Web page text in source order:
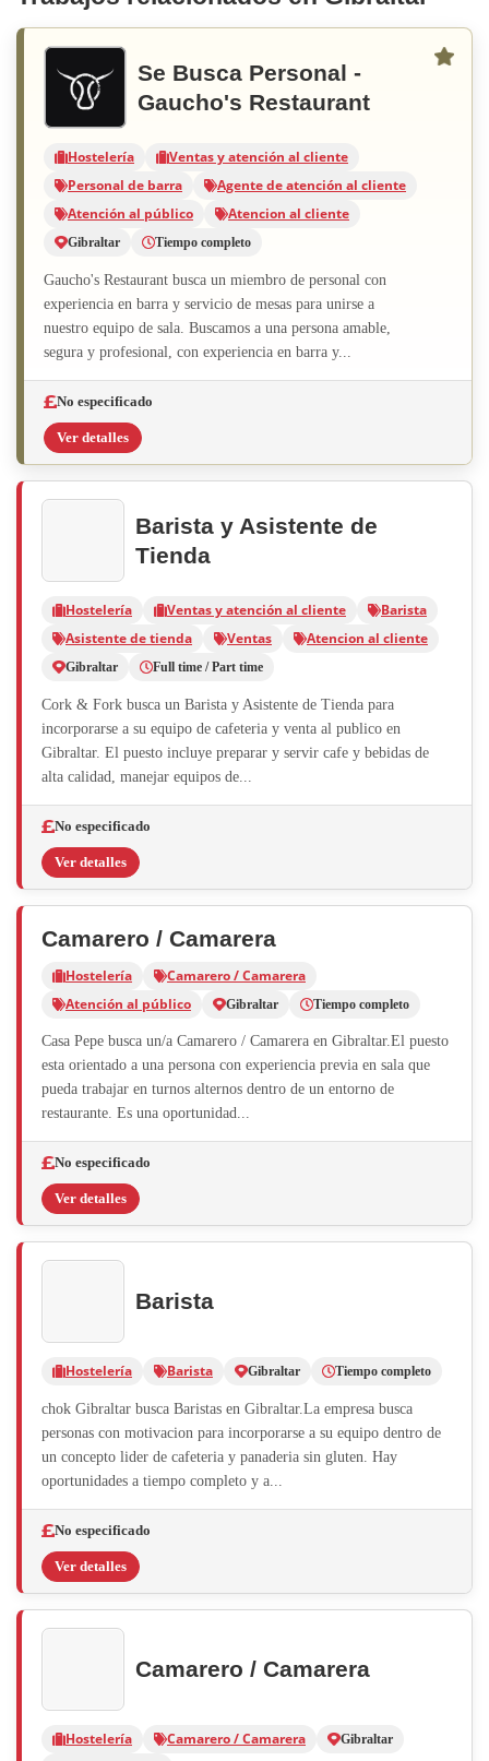
Se Busca Personal -
Gaucho's Restaurant
Hostelería
Ventas y atención al cliente
Personal de barra
Agente de atención al cliente
Atención al público
Atencion al cliente
Gibraltar Tiempo completo
Gaucho's Restaurant busca un miembro de personal con
experiencia en barra y servicio de mesas para unirse a
nuestro equipo de sala. Buscamos a una persona amable,
segura y profesional, con experiencia en barra y...
No especificado
Ver detalles
Barista y Asistente de
Tienda
Hostelería Ventas y atención al cliente
Barista
Asistente de tienda
Ventas Atencion al cliente
Gibraltar Full time / Part time
Cork & Fork busca un Barista y Asistente de Tienda para
incorporarse a su equipo de cafeteria y venta al publico en
Gibraltar. El puesto incluye preparar y servir cafe y bebidas de
alta calidad, manejar equipos de...
No especificado
Ver detalles
Camarero / Camarera
Hostelería
Camarero / Camarera
Atención al público
Gibraltar Tiempo completo
Casa Pepe busca un/a Camarero / Camarera en Gibraltar.El puesto
esta orientado a una persona con experiencia previa en sala que
pueda trabajar en turnos alternos dentro de un entorno de
restaurante. Es una oportunidad...
No especificado
Ver detalles
Barista
Hostelería Barista Gibraltar Tiempo completo
chok Gibraltar busca Baristas en Gibraltar.La empresa busca
personas con motivacion para incorporarse a su equipo dentro de
un concepto lider de cafeteria y panaderia sin gluten. Hay
oportunidades a tiempo completo y a...
No especificado
Ver detalles
Camarero / Camarera
Hostelería Camarero / Camarera
Gibraltar